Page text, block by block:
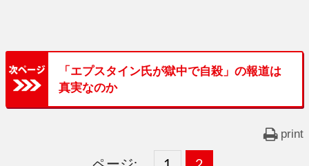
「エプスタイン氏が獄中で自殺」の報道は
真実なのか
print